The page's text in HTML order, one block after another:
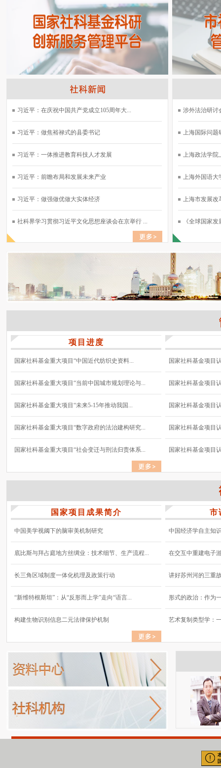
习近平：在庆祝中国共产党成立105周年大...
习近平：做焦裕禄式的县委书记
习近平：一体推进教育科技人才发展
习近平：前瞻布局和发展未来产业
习近平：做强做优做大实体经济
社科界学习贯彻习近平文化思想座谈会在京举行 ...
涉外法治研讨
上海国际问题
上海政法学院
上海外国语大
上海市发展改
《全球国家
项目进度
国家社科基金重大项目“中国近代纺织史资料...
国家社科基金重大项目“当前中国城市规划理论与...
国家社科基金重大项目“未来5-15年推动我国...
国家社科基金重大项目“数字政府的法治建构研究...
国家社科基金重大项目“社会变迁与刑法归责体系...
国家社科基金项目
国家社科基金项目
国家社科基金项目
国家社科基金项目
国家社科基金项目
国家项目成果简介
中国美学视阈下的脑审美机制研究
底比斯与拜占庭地方丝绸业：技术细节、生产流程...
长三角区域制度一体化机理及政策行动
“新维特根斯坦”：从“反形而上学”走向“语言...
构建生物识别信息二元法律保护机制
市
中国经济学自主知
在交互中重建电子
讲好苏州河的三重
形式的政治：作为
艺术复制类型学：